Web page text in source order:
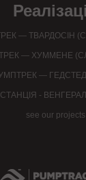
— ТВАРДОСІН
— ХУММЕНЕ
— ГЕДСТЕД
-
see our projects